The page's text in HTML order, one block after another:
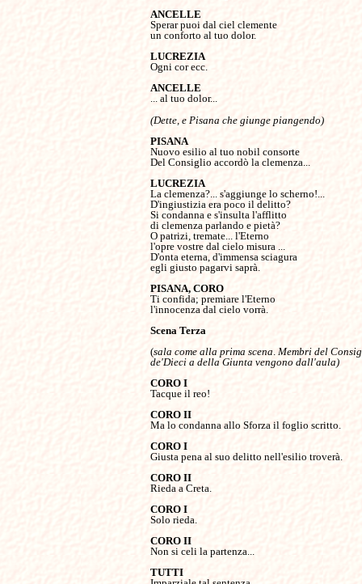
ANCELLE
un conforto al tuo dolor.
LUCREZIA
ANCELLE
(Dette, e Pisana che giunge piangendo)
PISANA
Nuovo esilio al tuo nobil consorte
Del Consiglio accordò la clemenza...
LUCREZIA
La clemenza?... s'aggiunge lo scherno!...
D'ingiustizia era poco il delitto?
Si condanna e s'insulta l'afflitto
di clemenza parlando e pietà?
O patrizi, tremate... l'Eterno
l'opre vostre dal cielo misura ...
D'onta eterna, d'immensa sciagura
egli giusto pagarvi saprà.
PISANA, CORO
Ti confida; premiare l'Eterno
l'innocenza dal cielo vorrà.
Scena Terza
(sala come alla prima scena. Membri del
de'Dieci a della Giunta vengono dall'aula)
CORO I
Tacque il reo!
CORO II
Ma lo condanna allo Sforza il foglio scritto.
CORO I
Giusta pena al suo delitto nell'esilio troverà.
CORO II
Rieda a Creta.
CORO I
Solo rieda.
CORO II
Non si celi la partenza...
TUTTI